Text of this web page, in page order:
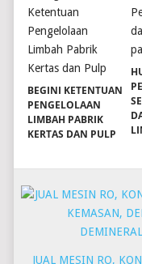
BEGINI KETENTUAN
PENGELOLAAN
LIMBAH PABRIK
KERTAS DAN PULP
JUAL MESIN RO,